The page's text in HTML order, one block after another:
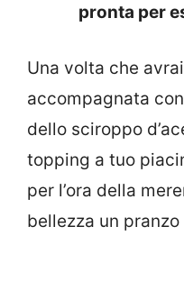
pronta per
Una volta che
accompagnata
dello sciroppo
topping a tuo
per l’ora della
bellezza un